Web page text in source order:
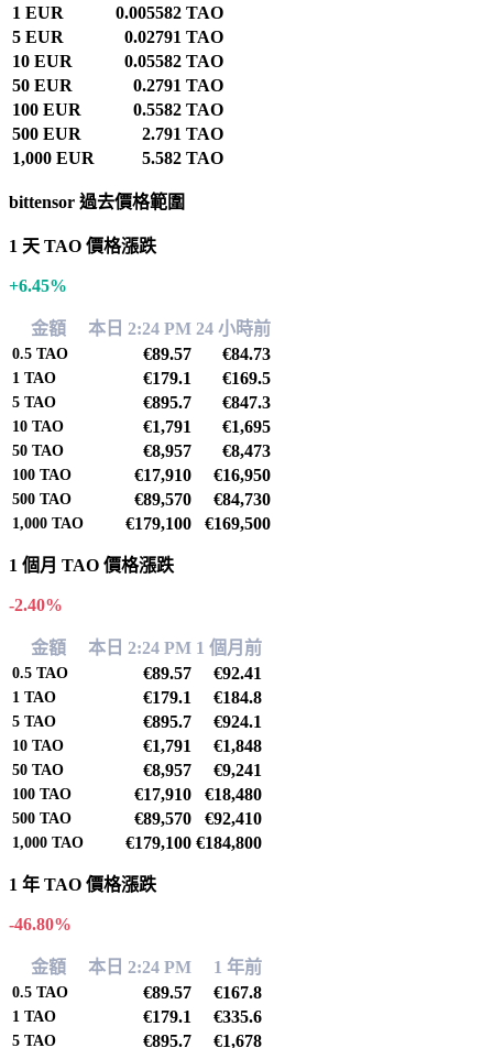
1 EUR
0.005582 TAO
5 EUR
0.02791 TAO
10 EUR
0.05582 TAO
50 EUR
0.2791 TAO
100 EUR
0.5582 TAO
500 EUR
2.791 TAO
1,000 EUR
5.582 TAO
bittensor 過去價格範圍
1 天 TAO 價格漲跌
+6.45%
金額 本日 2:24 PM 24 小時前
0.5 TAO €89.57 €84.73
1 TAO €179.1 €169.5
5 TAO €895.7 €847.3
10 TAO €1,791 €1,695
50 TAO €8,957 €8,473
100 TAO €17,910 €16,950
500 TAO €89,570 €84,730
1,000 TAO €179,100 €169,500
1 個月 TAO 價格漲跌
-2.40%
金額 本日 2:24 PM 1 個月前
0.5 TAO €89.57 €92.41
1 TAO €179.1 €184.8
5 TAO €895.7 €924.1
10 TAO €1,791 €1,848
50 TAO €8,957 €9,241
100 TAO €17,910 €18,480
500 TAO €89,570 €92,410
1,000 TAO €179,100 €184,800
1 年 TAO 價格漲跌
-46.80%
金額 本日 2:24 PM 1 年前
0.5 TAO €89.57 €167.8
1 TAO €179.1 €335.6
5 TAO €895.7 €1,678